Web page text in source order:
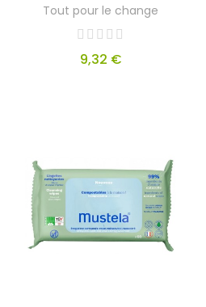
Tout pour le change
9,32 €